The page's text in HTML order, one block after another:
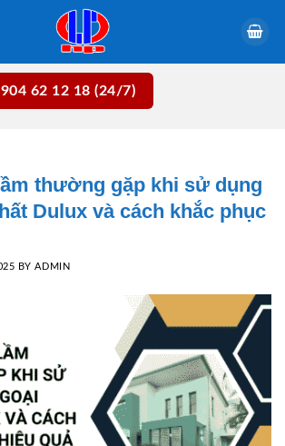
62 12 18 (24/7)
thường gặp khi sử dụng
Dulux và cách khắc phục
BYADMIN